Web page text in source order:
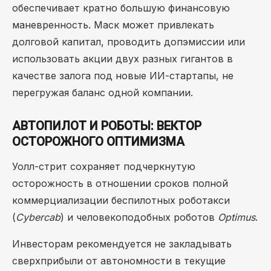
обеспечивает кратно большую финансовую
маневренность. Маск может привлекать
долговой капитал, проводить допэмиссии или
использовать акции двух разных гигантов в
качестве залога под новые ИИ-стартапы, не
перегружая баланс одной компании.
АВТОПИЛОТ И РОБОТЫ: ВЕКТОР
ОСТОРОЖНОГО ОПТИМИЗМА
Уолл-стрит сохраняет подчеркнутую
осторожность в отношении сроков полной
коммерциализации беспилотных роботакси
(Cybercab) и человекоподобных роботов Optimus.
Инвесторам рекомендуется не закладывать
сверхприбыли от автономности в текущие